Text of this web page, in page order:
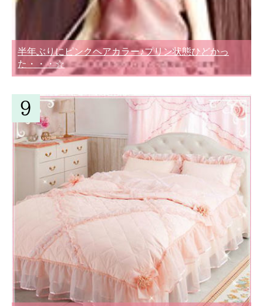
半年ぶりにピンクヘアカラー♪プリン状態ひどかっ
た・・・☆